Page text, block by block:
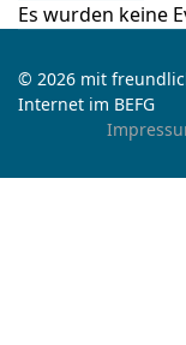
Es wurden keine
© 2026 mit
Internet im BEFG